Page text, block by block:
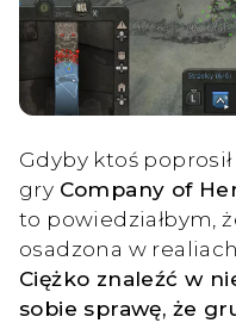
Gdyby ktoś
gry Company of
to powiedziałbym,
osadzona w
Ciężko znaleźć w
sobie sprawę, że